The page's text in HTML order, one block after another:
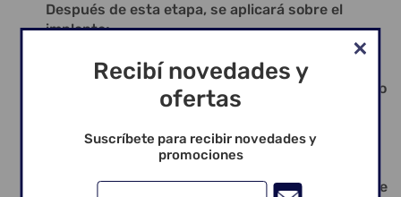
Después de esta etapa, se aplicará sobre el
implante;
La mejor indicación para la confección de pilares
personalizados;
Componente versátil, que puede ser cementado o
atornillado, aplicado para overdenture, protocolo
Incluye tornillo definitivo;
Instalación Cónico Estético Angulado / Casquillo
/ Tornillo del Transfer de Moldeador Abierto: Llave
Recibí novedades y
ofertas
Suscríbete para recibir novedades y
promociones